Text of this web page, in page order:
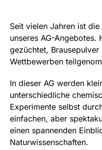
Seit vielen Jahren ist die
unseres AG-Angebotes.
gezüchtet,
Wettbewerben
In dieser AG werden
unterschiedliche
Experimente selbst
einfachen, aber
einen spannenden
Naturwissenschaften.